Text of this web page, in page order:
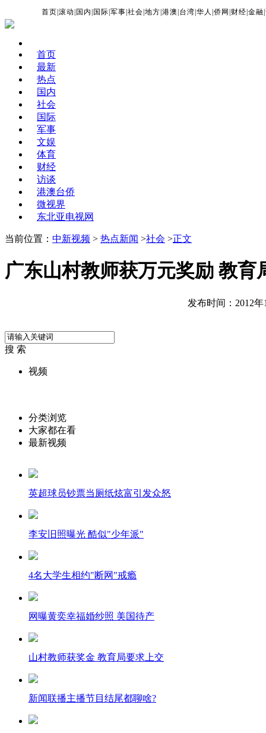
首页 |滚动 国内 国际 |军事 |社会 |地方 |港澳 台湾 |华人 |侨网 财经 |金融 |
首页
最新
热点
国内
社会
国际
军事
文娱
体育
财经
访谈
港澳台侨
微视界
东北亚电视网
当前位置： 中新视频 > 热点新闻 >社会 >正文
广东山村教师获万元奖励 教育
发布时间：2012年
搜 索
视频
分类浏览
大家都在看
最新视频
英超球员钞票当厕纸炫富引发众怒
李安旧照曝光 酷似"少年派"
4名大学生相约"断网"戒瘾
网曝黄奕幸福婚纱照 美国待产
山村教师获奖金 教育局要求上交
新闻联播主播节目结尾都聊啥?